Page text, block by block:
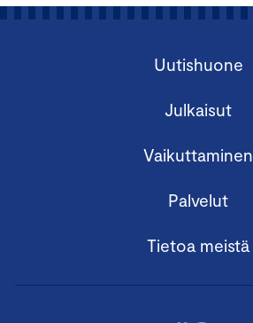
Uutishuone
Julkaisut
Vaikuttaminen
Palvelut
Tietoa meistä